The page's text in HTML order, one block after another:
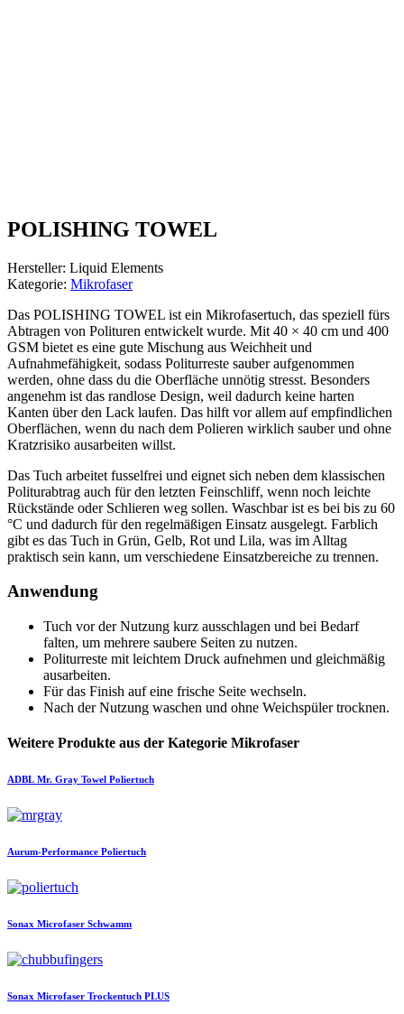
POLISHING TOWEL
Hersteller: Liquid Elements
Kategorie: Mikrofaser
Das POLISHING TOWEL ist ein Mikrofasertuch, das speziell fürs
Abtragen von Polituren entwickelt wurde. Mit 40 × 40 cm und 400
GSM bietet es eine gute Mischung aus Weichheit und
Aufnahmefähigkeit, sodass Politurreste sauber aufgenommen
werden, ohne dass du die Oberfläche unnötig stresst. Besonders
angenehm ist das randlose Design, weil dadurch keine harten
Kanten über den Lack laufen. Das hilft vor allem auf empfindlichen
Oberflächen, wenn du nach dem Polieren wirklich sauber und ohne
Kratzrisiko ausarbeiten willst.
Das Tuch arbeitet fusselfrei und eignet sich neben dem klassischen
Politurabtrag auch für den letzten Feinschliff, wenn noch leichte
Rückstände oder Schlieren weg sollen. Waschbar ist es bei bis zu 60
°C und dadurch für den regelmäßigen Einsatz ausgelegt. Farblich
gibt es das Tuch in Grün, Gelb, Rot und Lila, was im Alltag
praktisch sein kann, um verschiedene Einsatzbereiche zu trennen.
Anwendung
Tuch vor der Nutzung kurz ausschlagen und bei Bedarf
falten, um mehrere saubere Seiten zu nutzen.
Politurreste mit leichtem Druck aufnehmen und gleichmäßig
ausarbeiten.
Für das Finish auf eine frische Seite wechseln.
Nach der Nutzung waschen und ohne Weichspüler trocknen.
Weitere Produkte aus der Kategorie Mikrofaser
ADBL Mr. Gray Towel Poliertuch
Aurum-Performance Poliertuch
Sonax Microfaser Schwamm
Sonax Microfaser Trockentuch PLUS